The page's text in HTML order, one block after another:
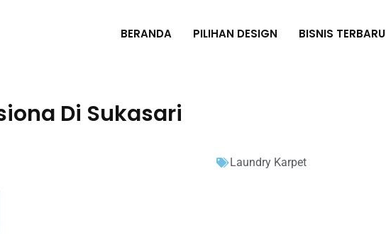
BERANDA PILIHAN DESIGN BISNIS TERBARU
Di Sukasari
Laundry Karpet